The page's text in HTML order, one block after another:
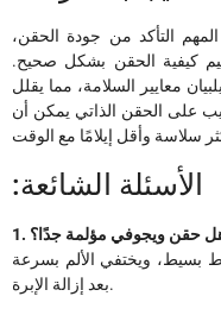
التأكد من جودة الحقن،
كيفية الحقن بشكل صحيح.
معايير السلامة، مما يقلل
على الحقن الذاتي يمكن أن
:الأسئلة الشائعة
هل حقن ويجوفي مؤلمة جدًا؟
بسيط، ويختفي الألم بسرعة
بعد إزالة الإبرة.